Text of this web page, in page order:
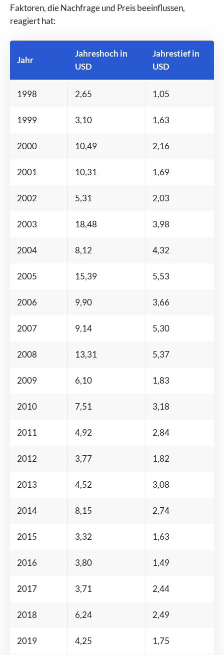
Faktoren, die Nachfrage und Preis beeinflussen,
reagiert hat:
Jahr
Jahreshoch in
USD
Jahrestief in
USD
1998 2,65 1,05
1999 3,10 1,63
2000 10,49 2,16
2001 10,31 1,69
2002 5,31 2,03
2003 18,48 3,98
2004 8,12 4,32
2005 15,39 5,53
2006 9,90 3,66
2007 9,14 5,30
2008 13,31 5,37
2009 6,10 1,83
2010 7,51 3,18
2011 4,92 2,84
2012 3,77 1,82
2013 4,52 3,08
2014 8,15 2,74
2015 3,32 1,63
2016 3,80 1,49
2017 3,71 2,44
2018 6,24 2,49
2019 4,25 1,75